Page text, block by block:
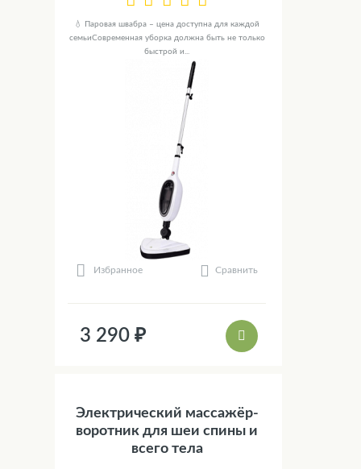
💧 Паровая швабра – цена доступна для каждой
семьиСовременная уборка должна быть не только
быстрой и...
Избранное Сравнить
3 290 ₽
Электрический массажёр-
воротник для шеи спины и
всего тела